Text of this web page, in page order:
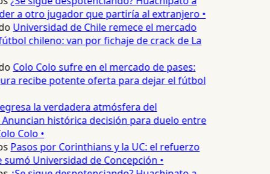
a otro jugador que partiría al extranjero •
Universidad de Chile remece el mercado
chileno: van por fichaje de crack de La
Colo Colo sufre en el mercado de pases:
recibe potente oferta para dejar el fútbol
la verdadera atmósfera del
histórica decisión para duelo entre
Colo •
Pasos por Corinthians y la UC: el refuerzo
Universidad de Concepción •